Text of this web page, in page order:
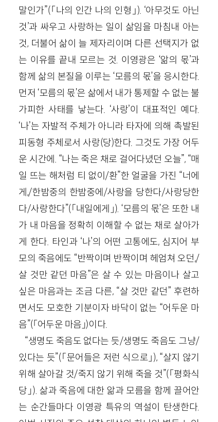
말인가”(「나의 인간 나의 인형」). ‘아무것도 아닌
것’과 싸우고 사랑하는 일이 삶임을 마침내 아는
것, 더불어 삶이 늘 제자리이며 다른 선택지가 없
는 이유를 끝내 모르는 것. 이영광은 ‘앎의 몫’과
함께 삶의 본질을 이루는 ‘모름의 몫’을 응시한다.
먼저 ‘모름의 몫’은 삶에서 내가 통제할 수 없는 불
가피한 사태를 낳는다. ‘사랑’이 대표적인 예다.
‘나’는 자발적 주체가 아니라 타자에 의해 촉발된
피동형 주체로서 사랑(당)한다. 그것도 가장 어두
운 시간에. “나는 죽은 채로 걸어다녔던 오늘”, “매
일 뜨는 해처럼 티 없이/환”한 얼굴을 가진 “너에
게,/한밤중의 한밤중에/사랑을 당한다/사랑당한
다/사랑한다”(「내일에게」). ‘모름의 몫’은 또한 내
가 내 마음을 정확히 이해할 수 없는 채로 살아가
게 한다. 타인과 ‘나’의 어떤 고통에도, 심지어 부
모의 죽음에도 “반짝이며 반짝이며 헤엄쳐 오던,/
살 것만 같던 마음”은 살 수 있는 마음이나 살고
싶은 마음과는 조금 다른, “살 것만 같던” 후련하
면서도 모호한 기분이자 바닥이 없는 “어두운 마
음”(「어두운 마음」)이다.
“생명도 죽음도 없다는 듯/생명도 죽음도 그냥/
있다는 듯”(「문어들은 저런 식으로」), “살지 않기
위해 살아갈 것/죽지 않기 위해 죽을 것”(「평화식
당」). 삶과 죽음에 대한 앎과 모름을 함께 끌어안
는 순간들마다 이영광 특유의 역설이 탄생한다.